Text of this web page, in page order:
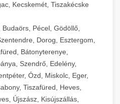
Kecskemét, Tiszakécske
Pécel, Gödöllő,
Dorog, Esztergom,
Bátonyterenye,
Szendrő, Edelény,
Ózd, Miskolc, Eger,
Tiszafüred, Heves,
Újszász, Kisújszállás,